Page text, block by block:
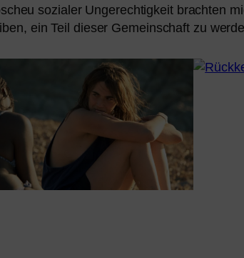
sozia­ler Ungerechtigkeit brach­ten
ein Teil die­ser Gemeinschaft zu